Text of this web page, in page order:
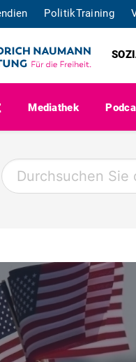
PolitikTraining
Mediathek